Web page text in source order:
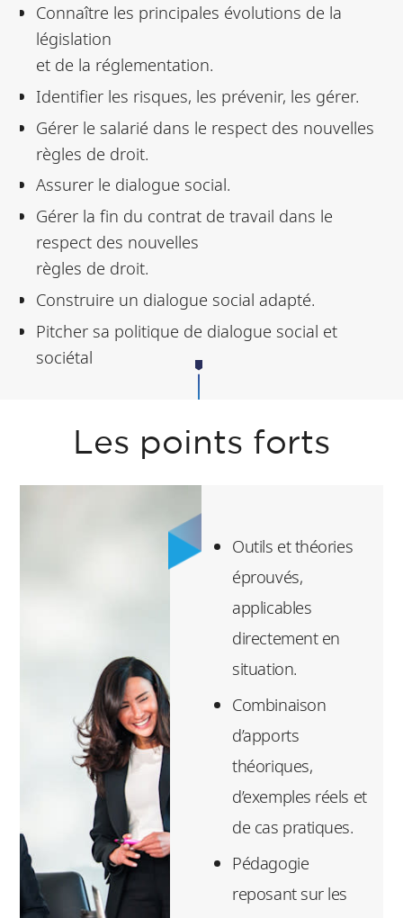
Connaître les principales évolutions de la
législation
et de la réglementation.
Identifier les risques, les prévenir, les gérer.
Gérer le salarié dans le respect des nouvelles
règles de droit.
Assurer le dialogue social.
Gérer la fin du contrat de travail dans le
respect des nouvelles
règles de droit.
Construire un dialogue social adapté.
Pitcher sa politique de dialogue social et
sociétal
Les points forts
Outils et théories
éprouvés,
applicables
directement en
situation.
Combinaison
d’apports
théoriques,
d’exemples réels et
de cas pratiques.
Pédagogie
reposant sur les